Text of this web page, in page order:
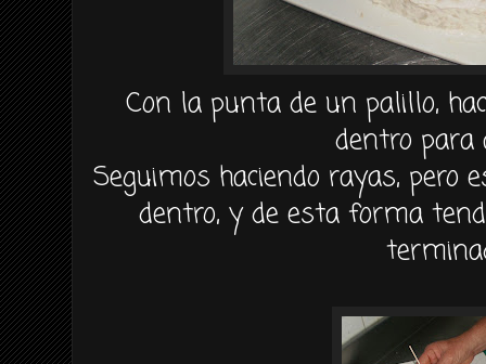
Con la punta de un palillo,
dentro para
Seguimos haciendo rayas, pero
dentro, y de esta forma